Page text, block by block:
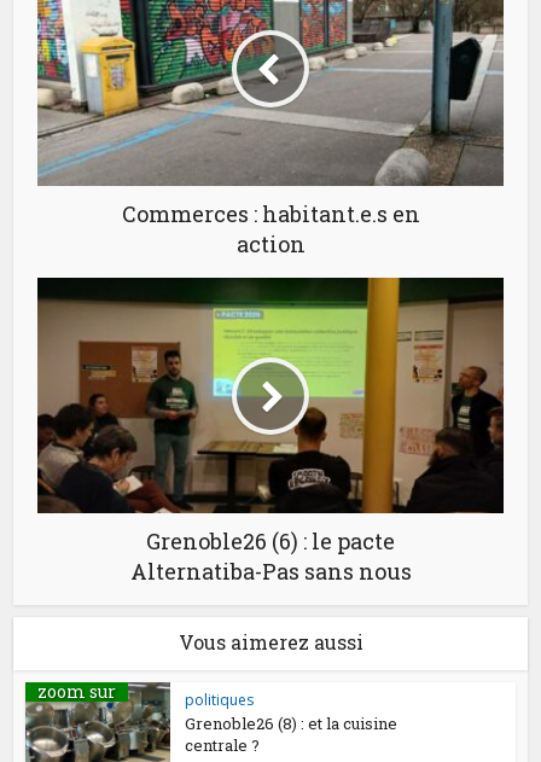
Commerces : habitant.e.s en
action
Grenoble26 (6) : le pacte
Alternatiba-Pas sans nous
Vous aimerez aussi
zoom sur politiques
Grenoble26 (8) : et la cuisine
centrale ?